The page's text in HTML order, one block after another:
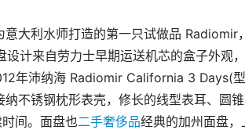
设计来自劳力士早期运送机芯的盒子外观
年沛纳海 Radiomir California 3 Days(
不锈钢枕形表壳，修长的线型表耳、圆
间。面盘也二手奢侈品经典的加州面盘